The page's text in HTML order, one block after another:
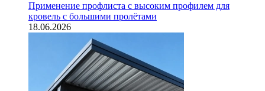
Применение профлиста с высоким профилем для
кровель с большими пролётами
18.06.2026